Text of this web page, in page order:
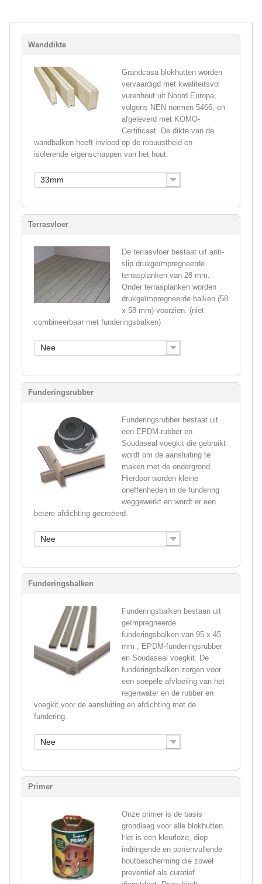
Wanddikte
Grandcasa blokhutten worden
vervaardigd met kwaliteitsvol
vurenhout uit Noord Europa,
volgens NEN normen 5466, en
afgeleverd met KOMO-
Certificaat. De dikte van de
wandbalken heeft invloed op de robuustheid en
isolerende eigenschappen van het hout.
33mm
Terrasvloer
De terrasvloer bestaat uit anti-
slip drukgeïmpregneerde
terrasplanken van 28 mm.
Onder terrasplanken worden
drukgeïmpregneerde balken (58
x 58 mm) voorzien. (niet
combineerbaar met funderingsbalken)
Nee
Funderingsrubber
Funderingsrubber bestaat uit
een EPDM-rubber en
Soudaseal voegkit die gebruikt
wordt om de aansluiting te
maken met de ondergrond.
Hierdoor worden kleine
oneffenheden in de fundering
weggewerkt en wordt er een
betere afdichting gecreëerd.
Nee
Funderingsbalken
Funderingsbalken bestaan uit
geïmpregneerde
funderingsbalken van 95 x 45
mm , EPDM-funderingsrubber
en Soudaseal voegkit. De
funderingsbalken zorgen voor
een soepele afvloeiing van het
regenwater en de rubber en
voegkit voor de aansluiting en afdichting met de
fundering.
Nee
Primer
Onze primer is de basis
grondlaag voor alle blokhutten.
Het is een kleurloze, diep
indringende en porïenvullende
houtbescherming die zowel
preventief als curatief